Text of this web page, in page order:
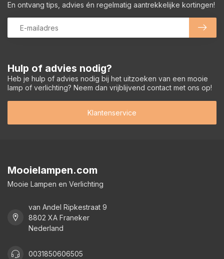
Hulp of advies nodig?
Heb je hulp of advies nodig bij het uitzoeken van een mooie
lamp of verlichting? Neem dan vrijblijvend contact met ons op!
Klantenservice
En ontvang tips, advies én regelmatig aantrekkelijke kortingen!
Mooielampen.com
Mooie Lampen en Verlichting
van Andel Ripkestraat 9
8802 XA Franeker
Nederland
0031850606505